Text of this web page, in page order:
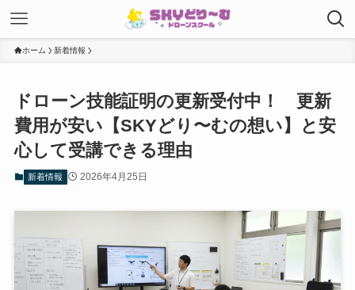
ホーム 新着情報
ドローン技能証明の更新受付中！ 更新
費用が安い【SKYどり〜むの想い】と安
心して受講できる理由
新着情報 2026年4月25日